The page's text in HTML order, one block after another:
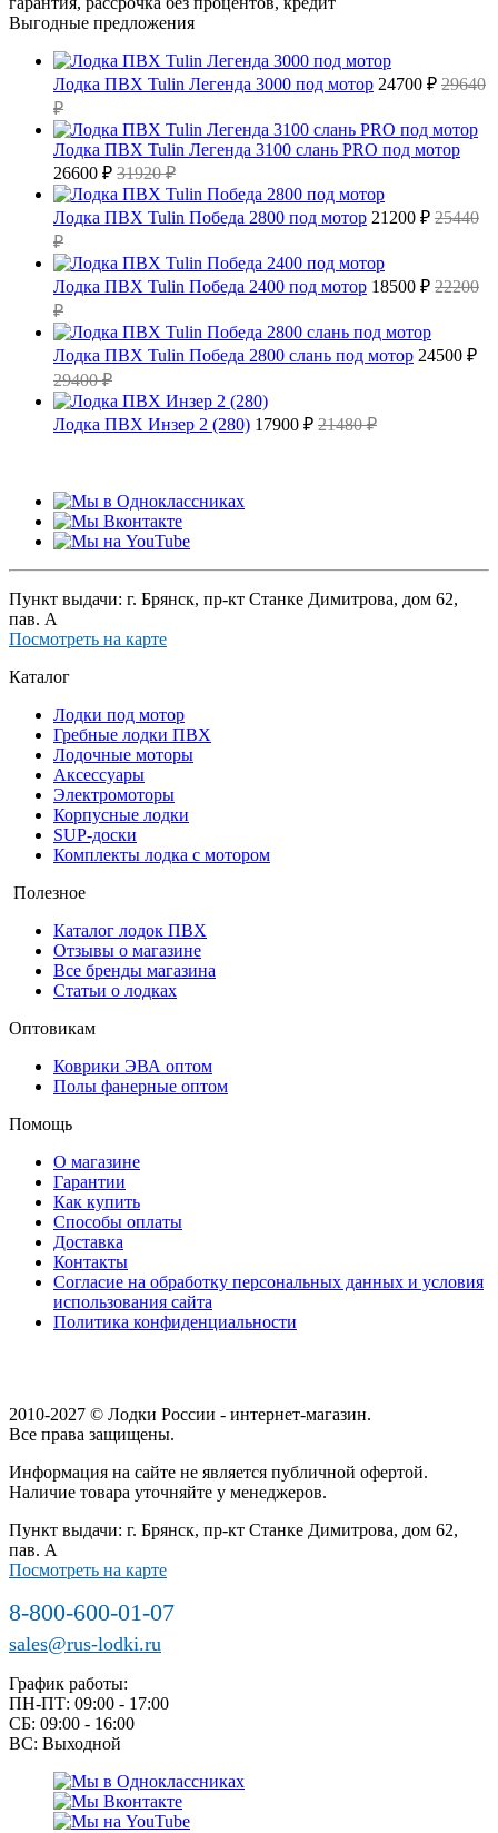
Выгодные предложения
Лодка ПВХ Tulin Легенда 3000 под мотор 24700 ₽ 29640
₽
Лодка ПВХ Tulin Легенда 3100 слань PRO под мотор
26600 ₽ 31920 ₽
Лодка ПВХ Tulin Победа 2800 под мотор 21200 ₽ 25440
₽
Лодка ПВХ Tulin Победа 2400 под мотор 18500 ₽ 22200
₽
Лодка ПВХ Tulin Победа 2800 слань под мотор 24500 ₽
29400 ₽
Лодка ПВХ Инзер 2 (280) 17900 ₽ 21480 ₽
Пункт выдачи: г. Брянск, пр-кт Станке Димитрова, дом 62,
пав. А
Посмотреть на карте
Каталог
Лодки под мотор
Гребные лодки ПВХ
Лодочные моторы
Аксессуары
Электромоторы
Корпусные лодки
SUP-доски
Комплекты лодка с мотором
Полезное
Каталог лодок ПВХ
Отзывы о магазине
Все бренды магазина
Статьи о лодках
Оптовикам
Коврики ЭВА оптом
Полы фанерные оптом
Помощь
О магазине
Гарантии
Как купить
Способы оплаты
Доставка
Контакты
Согласие на обработку персональных данных и условия
использования сайта
Политика конфиденциальности
2010-2027 © Лодки России - интернет-магазин.
Все права защищены.
Информация на сайте не является публичной офертой.
Наличие товара уточняйте у менеджеров.
Пункт выдачи: г. Брянск, пр-кт Станке Димитрова, дом 62,
пав. А
Посмотреть на карте
8-800-600-01-07
sales@rus-lodki.ru
График работы:
ПН-ПТ: 09:00 - 17:00
СБ: 09:00 - 16:00
ВС: Выходной